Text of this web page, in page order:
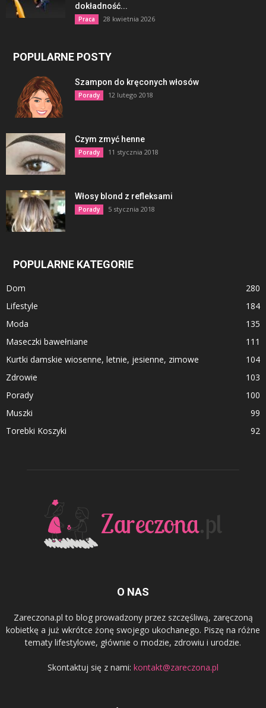
dokładność...
Praca 28 kwietnia 2026
POPULARNE POSTY
Szampon do kręconych włosów
Porady 12 lutego 2018
Czym zmyć henne
Porady 11 stycznia 2018
Włosy blond z refleksami
Porady 5 stycznia 2018
POPULARNE KATEGORIE
Dom
280
Lifestyle
184
Moda
135
Maseczki bawełniane
111
Kurtki damskie wiosenne, letnie, jesienne, zimowe
104
Zdrowie
103
Porady
100
Muszki
99
Torebki Koszyki
92
O NAS
Zareczona.pl to blog prowadzony przez szczęśliwą, zaręczoną
kobietkę a już wkrótce żonę swojego ukochanego. Piszę na różne
tematy lifestylowe, głównie o modzie, zdrowiu i urodzie.
Skontaktuj się z nami: kontakt@zareczona.pl